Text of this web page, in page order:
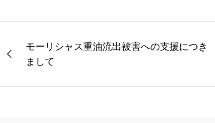
モーリシャス重油流出被害への支援につき
まして